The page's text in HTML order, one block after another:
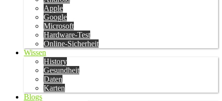
Apple
Google
Microsoft
Hardware-Test
Online-Sicherheit
Wissen
History
Gesundheit
Daten
Karten
Blogs